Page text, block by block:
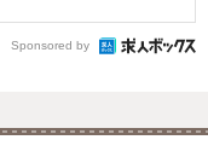
Sponsored by